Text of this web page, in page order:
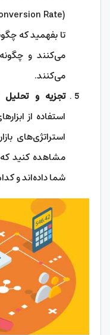
تا بفهمید که
می‌کنند و
می‌کنند.
تجزیه و تحلیل
استفاده از
استراتژی‌های
مشاهده کنید که
شما داده‌اند و